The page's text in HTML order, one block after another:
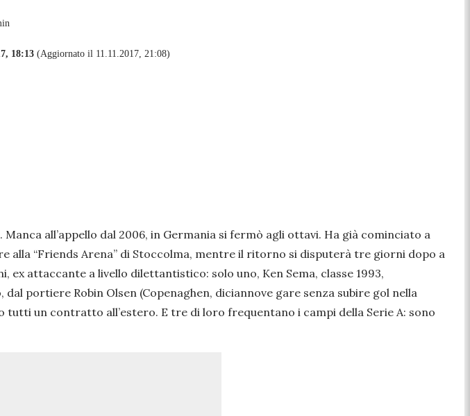
18:13 (Aggiornato il 11.11.2017, 21:08)
all’appello dal 2006, in Germania si fermò agli ottavi. Ha già cominciato a
alla “Friends Arena” di Stoccolma, mentre il ritorno si disputerà tre giorni dopo a
ex attaccante a livello dilettantistico: solo uno, Ken Sema, classe 1993,
portiere Robin Olsen (Copenaghen, diciannove gare senza subire gol nella
tutti un contratto all’estero. E tre di loro frequentano i campi della Serie A: sono